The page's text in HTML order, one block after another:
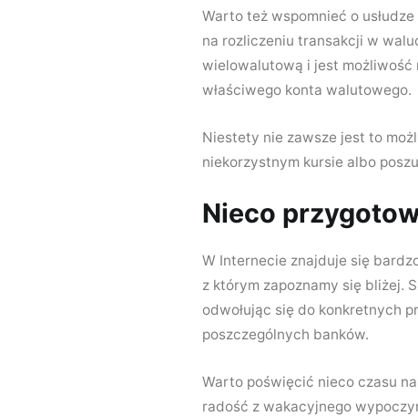
Warto też wspomnieć o usłudze
na rozliczeniu transakcji w
wielowalutową i jest możliwość
właściwego konta walutowego.
Niestety nie zawsze jest to
niekorzystnym kursie albo
Nieco
W Internecie znajduje się
z którym zapoznamy się bliżej.
odwołując się do konkretnych
poszczególnych banków.
Warto poświęcić nieco czasu
radość z wakacyjnego